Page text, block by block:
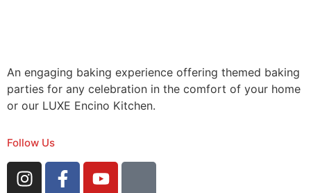
An engaging baking experience offering themed baking
parties for any celebration in the comfort of your home
or our LUXE Encino Kitchen.
Follow Us